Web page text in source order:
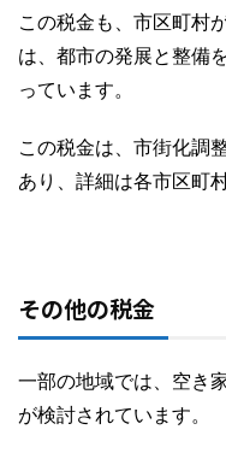
この税金も、市区町村
は、都市の発展と整備
っています。
この税金は、市街化調
あり、詳細は各市区町
その他の税金
一部の地域では、空き
が検討されています。